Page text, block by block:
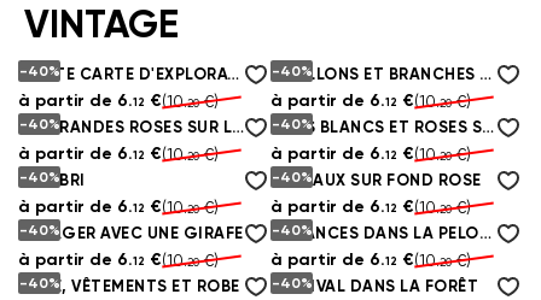
VINTAGE
-40% PETITE CARTE D'EXPLORATEUR
à partir de 6.12 €(10.20€)
-40% PAPILLONS ET BRANCHES DE PEONIAS ROSES
à partir de 6.12 €(10.20€)
-40% DE GRANDES ROSES SUR LE MUR
à partir de 6.12 €(10.20€)
-40% BUDS BLANCS ET ROSES SUR FOND DE BRIQUES
à partir de 6.12 €(10.20€)
-40%
COLIBRI
à partir de 6.12 €(10.20€)
-40%
ANIMAUX SUR FOND ROSE
à partir de 6.12 €(10.20€)
-40%
VOYAGER AVEC UNE GIRAFE
à partir de 6.12 €(10.20€)
-40% VACANCES DANS LA PELOUSE
à partir de 6.12 €(10.20€)
-40%
ROSE, VÊTEMENTS ET ROBE -40%
FESTIVAL DANS LA FORÊT